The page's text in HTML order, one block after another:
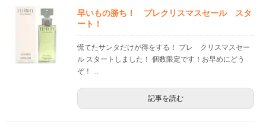
早いもの勝ち！ プレクリスマスセール スタ
ート！
慌てたサンタだけが得をする！ プレ クリスマスセー
ル スタートしました！ 個数限定です！お早めにどう
ぞ！ ...
記事を読む